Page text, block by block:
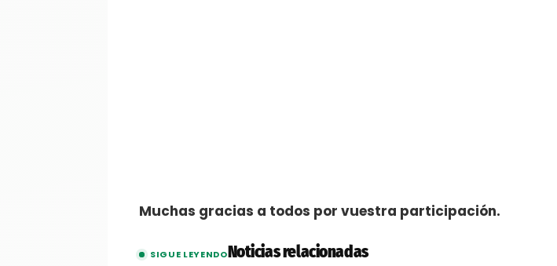
Muchas gracias a todos por vuestra participación.
SIGUE LEYENDONoticias relacionadas